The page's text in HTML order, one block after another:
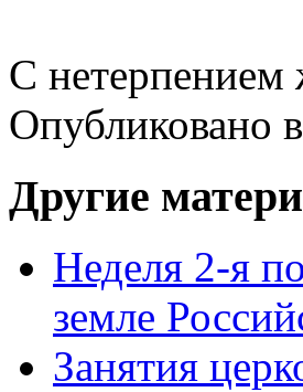
С нетерпением
Опубликовано
Другие
Неделя 2-я
земле
Занятия